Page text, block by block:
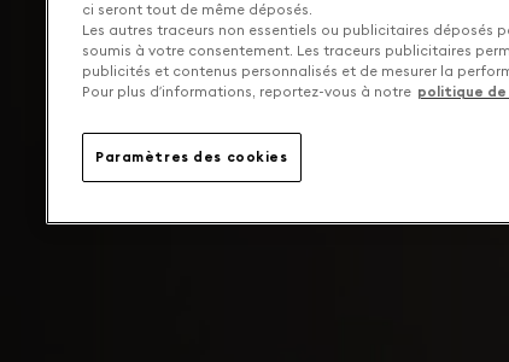
ci seront tout de même déposés.
Les autres traceurs non essentiels ou publicitaires déposés
soumis à votre consentement. Les traceurs publicitaires
publicités et contenus personnalisés et de mesurer la
Pour plus d’informations, reportez-vous à notre politique
Paramètres des cookies